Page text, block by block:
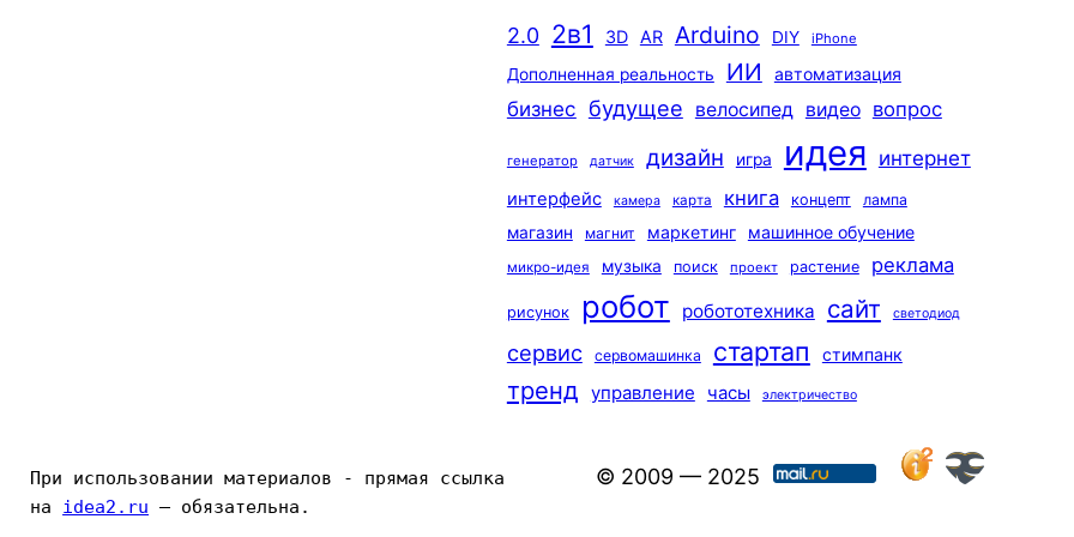
2.0 2в1 3D AR Arduino DIY iPhone
Дополненная реальность ИИ автоматизация
бизнес будущее велосипед видео вопрос
генератор датчик дизайн игра идея интернет
интерфейс камера карта книга концепт лампа
магазин магнит маркетинг машинное обучение
микро-идея музыка поиск проект растение реклама
рисунок робот робототехника сайт светодиод
сервис сервомашинка стартап стимпанк
тренд управление часы электричество
При использовании материалов - прямая ссылка
на idea2.ru — обязательна.
© 2009 — 2025